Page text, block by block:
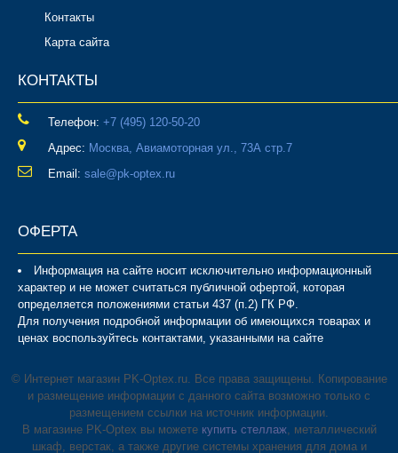
Контакты
Карта сайта
КОНТАКТЫ
Телефон: ‎+7 (495) 120-50-20
Адрес: Москва, Авиамоторная ул., 73А стр.7
Email: sale@pk-optex.ru
ОФЕРТА
Информация на сайте носит исключительно информационный
характер и не может считаться публичной офертой, которая
определяется положениями статьи 437 (п.2) ГК РФ.
Для получения подробной информации об имеющихся товарах и
ценах воспользуйтесь контактами, указанными на сайте
© Интернет магазин PK-Optex.ru. Все права защищены. Копирование
и размещение информации с данного сайта возможно только с
размещением ссылки на источник информации.
В магазине PK-Optex вы можете купить стеллаж, металлический
шкаф, верстак, а также другие системы хранения для дома и